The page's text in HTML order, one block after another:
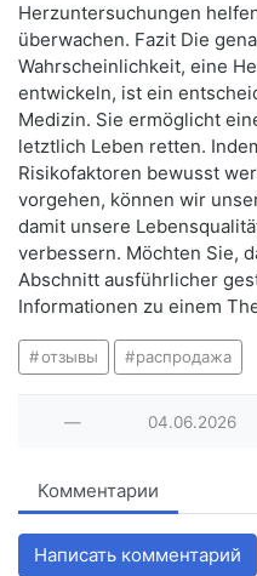
Herzuntersuchungen
überwachen. Fazit Die
Wahrscheinlichkeit, eine
entwickeln, ist ein
Medizin. Sie ermöglicht
letztlich Leben retten.
Risikofaktoren bewusst
vorgehen, können wir
damit unsere
verbessern. Möchten Sie,
Abschnitt ausführlicher
Informationen zu einem
отзывы распродажа
— 04.06.2026
Комментарии
Написать комментарий